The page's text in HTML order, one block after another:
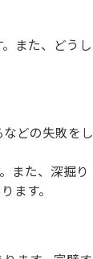
また、どうし
どの失敗をし
また、深掘り
ます。